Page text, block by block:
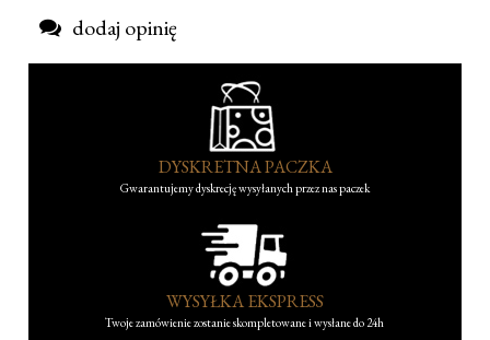
dodaj opinię
DYSKRETNA PACZKA
Gwarantujemy dyskrecję wysyłanych przez nas paczek
WYSYŁKA EKSPRESS
Twoje zamówienie zostanie skompletowane i wysłane do 24h